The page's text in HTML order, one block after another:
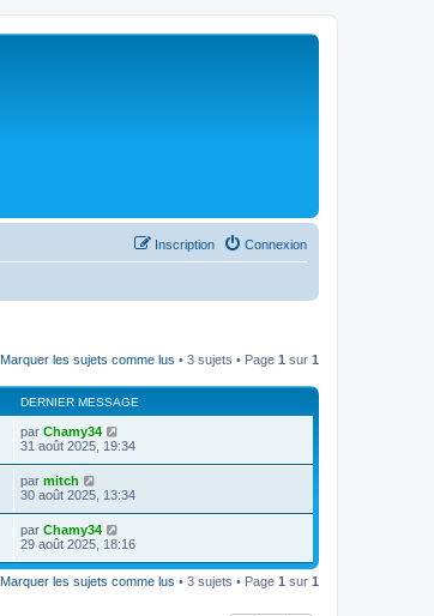
Connexion
Inscription
Marquer les sujets comme lus • 3 sujets • Page 1 sur 1
DERNIER MESSAGE
par Chamy34
31 août 2025, 19:34
par mitch
30 août 2025, 13:34
par Chamy34
29 août 2025, 18:16
Marquer les sujets comme lus • 3 sujets • Page 1 sur 1